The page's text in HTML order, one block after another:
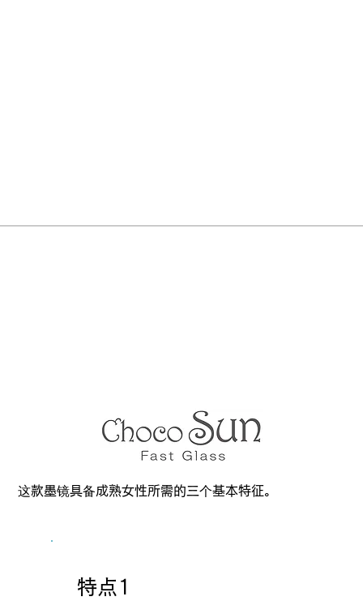
这款墨镜具备成熟女性所需的三个基本特征。
特点1